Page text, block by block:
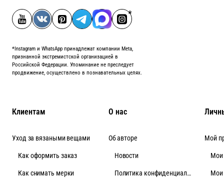
*Instagram и WhatsApp принадлежат компании Meta,
признанной экстремистской организацией в
Российской Федерации. Упоминание не преследует
продвижение, осуществлено в познавательных целях.
Клиентам
Уход за вязаными вещами
Как оформить заказ
Как снимать мерки
О нас
Об авторе
Новости
Политика конфиденциальности
Мой
Мои
Мои